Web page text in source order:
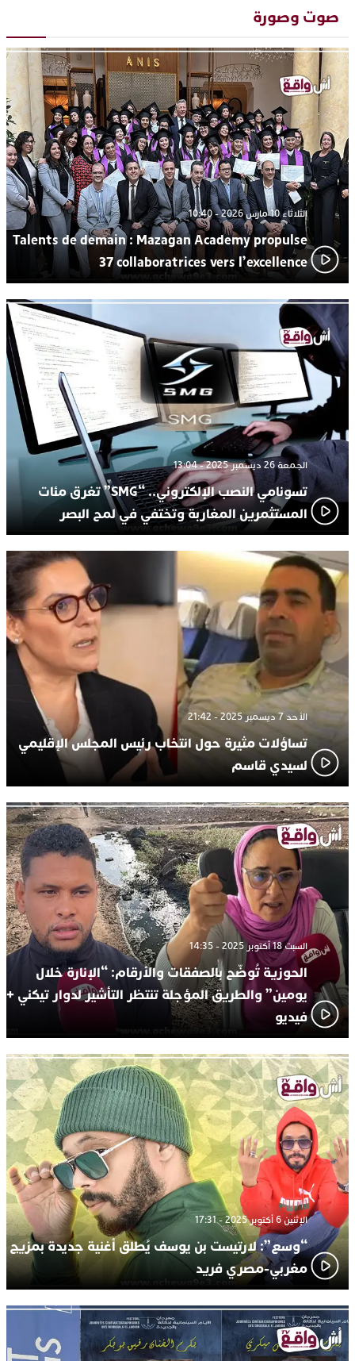
“كوفرة فالغيس”
19:11يقظة أمنية تنهي كابوس الفتاة القاصر: كواليس مثيرة لعملية تحرير
17:27 اتحاد المقاولات الإعلامية يقود قاطرة التكوين بالجديدة ويستضيف
الإعلامي سعيد بلفقير في دورة استثنائية
23:18ترسيخا لثقافة ترشيد الموارد المائية.. اختتام فعاليات النسخة الثانية
من “القرية الذكية للماء” بمركز الاصطياف ببوزنيقة
صوت وصورة
الثلاثاء 10 مارس 2026 - 10:40
Talents de demain : Mazagan Academy propulse
37 collaboratrices vers l’excellence
الجمعة 26 ديسمبر 2025 - 13:04
تسونامي النصب الإلكتروني.. “SMG” تغرق مئات
المستثمرين المغاربة وتختفي في لمح البصر
الأحد 7 ديسمبر 2025 - 21:42
تساؤلات مثيرة حول انتخاب رئيس المجلس الإقليمي
لسيدي قاسم
السبت 18 أكتوبر 2025 - 14:35
الحوزية تُوضّح بالصفقات والأرقام: “الإنارة خلال
يومين” والطريق المؤجلة تنتظر التأشير لدوار تيكني +
فيديو
الإثنين 6 أكتوبر 2025 - 17:31
“وسع”: لارتيست بن يوسف يُطلق أغنية جديدة بمزيج
مغربي-مصري فريد